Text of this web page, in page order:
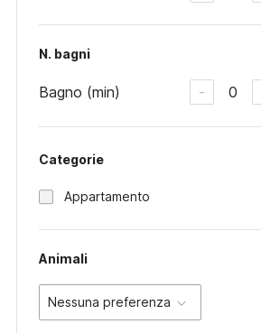
N. bagni
Bagno (min) - 0
Categorie
Appartamento
Animali
Nessuna preferenza